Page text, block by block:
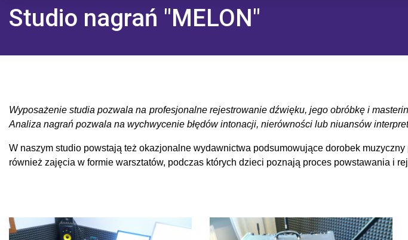
Studio nagrań "MELON"
Wyposażenie studia pozwala na profesjonalne rejestrowanie dźwięku, jego obróbkę i
Analiza nagrań pozwala na wychwycenie błędów intonacji, nierówności lub niuansów
W naszym studio powstają też okazjonalne wydawnictwa podsumowujące dorobek
również zajęcia w formie warsztatów, podczas których dzieci poznają proces powstawania i